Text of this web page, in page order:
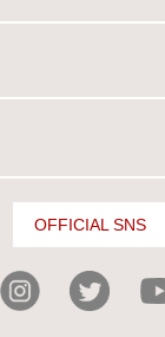
OFFICIAL SNS